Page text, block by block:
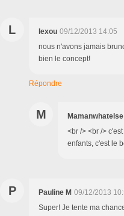
L lexou 09/12/2013 14:05
nous n'avons jamais
bien le concept!
Répondre
M Mamanwhatelse
<br /> <br />
enfants, c'est le
P Pauline M 09/12/2013
Super! Je tente ma